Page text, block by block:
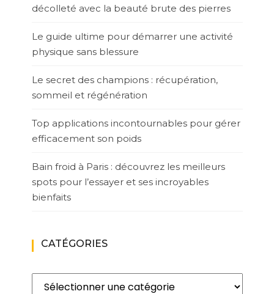
décolleté avec la beauté brute des pierres
Le guide ultime pour démarrer une activité
physique sans blessure
Le secret des champions : récupération,
sommeil et régénération
Top applications incontournables pour gérer
efficacement son poids
Bain froid à Paris : découvrez les meilleurs
spots pour l’essayer et ses incroyables
bienfaits
CATÉGORIES
Catégories